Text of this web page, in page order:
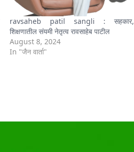
ravsaheb patil sangli : सहकार,
शिक्षणातील संयमी नेतृत्व रावसाहेब पाटील
August 8, 2024
In "जैन वार्ता"